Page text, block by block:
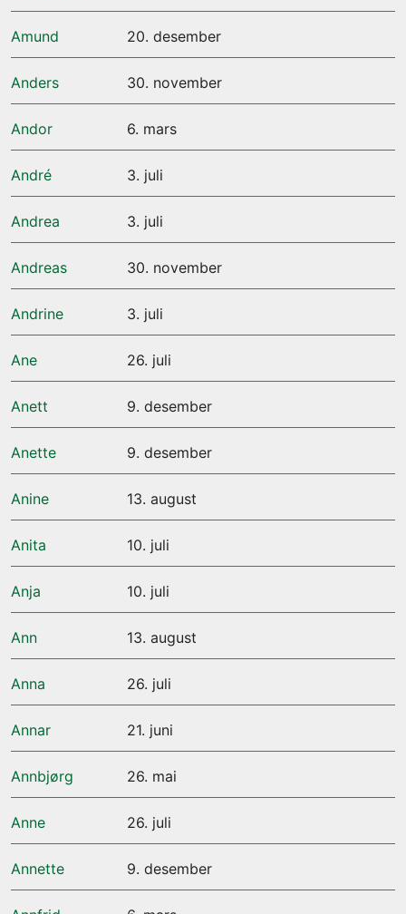
Amund 20. desember
Anders 30. november
Andor 6. mars
André 3. juli
Andrea 3. juli
Andreas 30. november
Andrine 3. juli
Ane 26. juli
Anett 9. desember
Anette 9. desember
Anine 13. august
Anita 10. juli
Anja 10. juli
Ann 13. august
Anna 26. juli
Annar 21. juni
Annbjørg 26. mai
Anne 26. juli
Annette 9. desember